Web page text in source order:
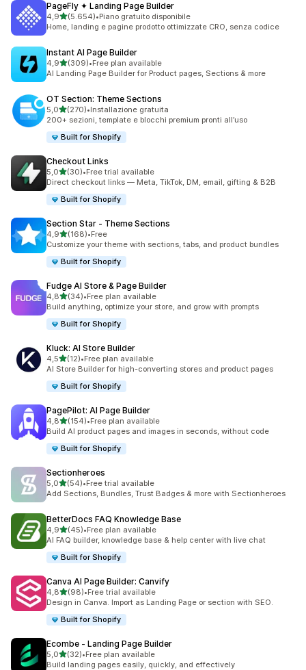
PageFly ✦ Landing Page Builder
4,9stelle su 5
(5.654)
5654 recensioni totali
•Piano gratuito disponibile
Home, landing e pagine prodotto ottimizzate CRO, senza codice
Instant AI Page Builder
4,9stelle su 5
(309)
309 recensioni totali
•Free plan available
AI Landing Page Builder for Product pages, Sections & more
OT Section: Theme Sections
5,0stelle su 5
(270)
270 recensioni totali
•Installazione gratuita
200+ sezioni, template e blocchi premium pronti all’uso
Built for Shopify
Checkout Links
5,0stelle su 5
(30)
30 recensioni totali
•Free trial available
Direct checkout links — Meta, TikTok, DM, email, gifting & B2B
Built for Shopify
Section Star ‑ Theme Sections
4,9stelle su 5
(168)
168 recensioni totali
•Free
Customize your theme with sections, tabs, and product bundles
Built for Shopify
Fudge AI Store & Page Builder
4,8stelle su 5
(34)
34 recensioni totali
•Free plan available
Build anything, optimize your store, and grow with prompts
Built for Shopify
Kluck: AI Store Builder
4,5stelle su 5
(12)
12 recensioni totali
•Free plan available
AI Store Builder for high-converting stores and product pages
Built for Shopify
PagePilot: AI Page Builder
4,8stelle su 5
(154)
154 recensioni totali
•Free plan available
Build AI product pages and images in seconds, without code
Built for Shopify
Sectionheroes
5,0stelle su 5
(54)
54 recensioni totali
•Free trial available
Add Sections, Bundles, Trust Badges & more with Sectionheroes
BetterDocs FAQ Knowledge Base
4,9stelle su 5
(45)
45 recensioni totali
•Free plan available
AI FAQ builder, knowledge base & help center with live chat
Built for Shopify
Canva AI Page Builder: Canvify
4,8stelle su 5
(98)
98 recensioni totali
•Free trial available
Design in Canva. Import as Landing Page or section with SEO.
Built for Shopify
Ecombe ‑ Landing Page Builder
5,0stelle su 5
(32)
32 recensioni totali
•Free plan available
Build landing pages easily, quickly, and effectively